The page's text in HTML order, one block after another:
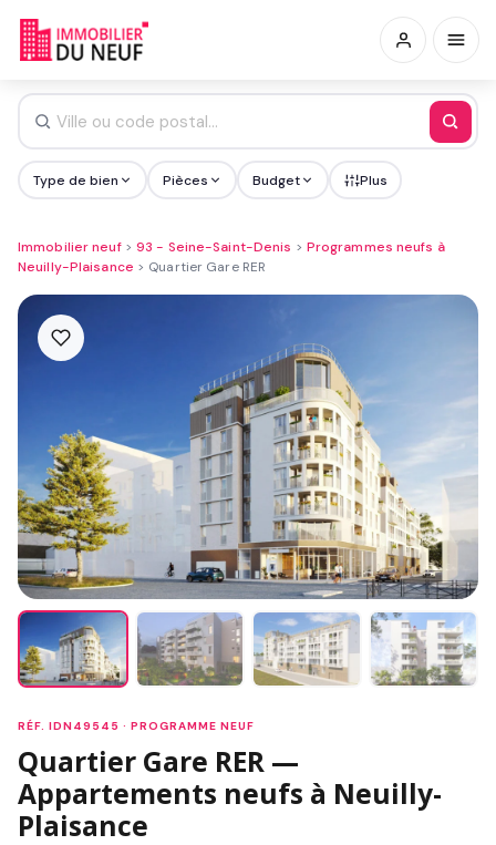
Type de bien Pièces Budget Plus
Immobilier neuf> 93 - Seine-Saint-Denis > Programmes neufs à
Neuilly-Plaisance > Quartier Gare RER
RÉF. IDN49545 · PROGRAMME NEUF
Quartier Gare RER —
Appartements neufs à Neuilly-
Plaisance